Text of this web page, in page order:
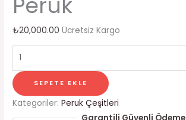
₺20,000.00 Ücretsiz Kargo
SEPETE EKLE
Kategoriler:Peruk Çeşitleri